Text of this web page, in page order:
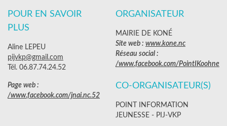
POUR EN SAVOIR
PLUS
Aline LEPEU
pijvkp@gmail.com
Tél. 06.87.74.24.52
Page web :
/www.facebook.com/jnai.nc.52
ORGANISATEUR
MAIRIE DE KONÉ
Site web : www.kone.nc
Réseau social :
/www.facebook.com/PointIKoohne
CO-ORGANISATEUR(S)
POINT INFORMATION
JEUNESSE - PIJ-VKP